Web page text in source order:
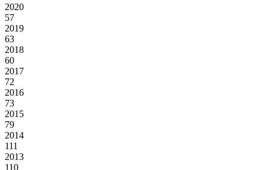
2020
57
2019
63
2018
60
2017
72
2016
73
2015
79
2014
111
2013
110